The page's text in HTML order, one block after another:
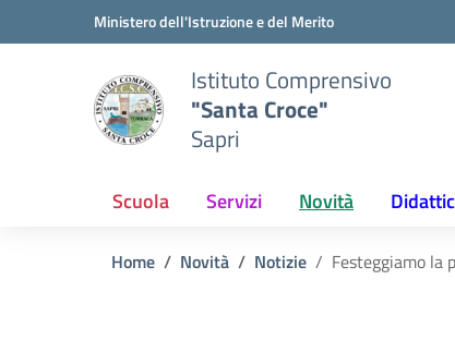
Vai ai contenuti
Vai al menu di navigazioneMinistero dell'Istruzione e del Merito
Istituto Comprensivo
"Santa Croce"
Sapri
Scuola Servizi Novità
Home Novità Notizie Festeggiamo la